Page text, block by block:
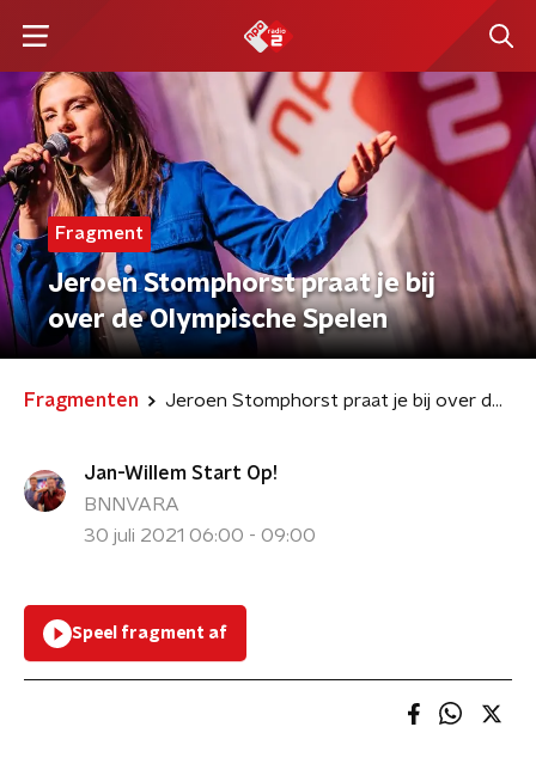
Fragment
Jeroen Stomphorst praat je bij
over de Olympische Spelen
Fragmenten Jeroen Stomphorst praat je bij over de Olympische Spelen
Jan-Willem Start Op!
BNNVARA
30 juli 2021 06:00 - 09:00
Speel fragment af